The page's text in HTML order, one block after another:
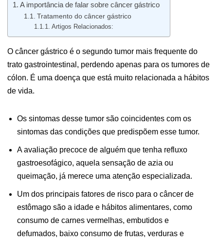
A importância de falar sobre câncer gástrico
Tratamento do câncer gástrico
Artigos Relacionados:
O câncer gástrico é o segundo tumor mais frequente do
trato gastrointestinal, perdendo apenas para os tumores de
cólon. É uma doença que está muito relacionada a hábitos
de vida.
Os sintomas desse tumor são coincidentes com os
sintomas das condições que predispõem esse tumor.
A avaliação precoce de alguém que tenha refluxo
gastroesofágico, aquela sensação de azia ou
queimação, já merece uma atenção especializada.
Um dos principais fatores de risco para o câncer de
estômago são a idade e hábitos alimentares, como
consumo de carnes vermelhas, embutidos e
defumados, baixo consumo de frutas, verduras e